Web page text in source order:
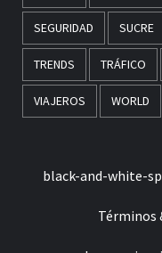
SEGURIDAD SUCRE
TRENDS TRÁFICO
VIAJEROS WORLD
black-and-white-
Términos